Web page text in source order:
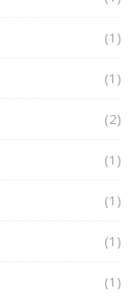
(1)
(1)
(2)
(1)
(1)
(1)
(1)